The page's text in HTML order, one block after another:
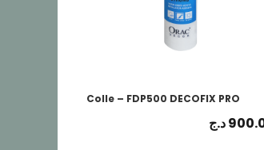
Colle – FDP500 DECOFIX PRO
د.ج